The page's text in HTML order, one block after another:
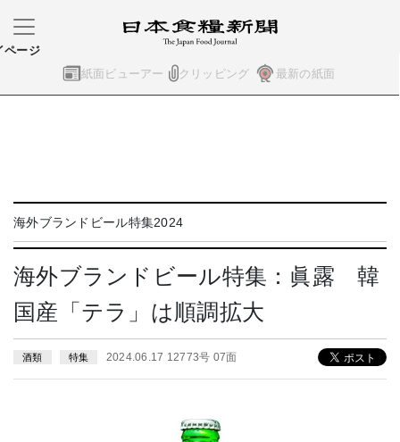
紙面ビューアー クリッピング 最新の紙面
ページ
海外ブランドビール特集2024
海外ブランドビール特集：眞露 韓
国産「テラ」は順調拡大
酒類 特集 2024.06.17 12773号 07面